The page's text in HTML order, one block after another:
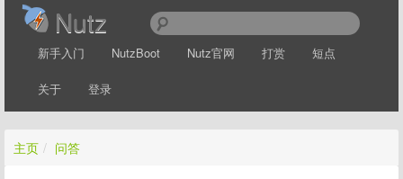
Nutz
新手入门 NutzBoot Nutz官网 打赏 短点
关于 登录
主页 / 问答